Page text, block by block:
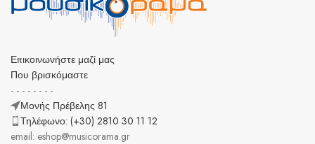
Επικοινωνήστε μαζί μας
Που βρισκόμαστε
- - - - - - - -
Μονής Πρέβελης 81
Τηλέφωνο: (+30) 2810 30 11 12
email: eshop@musicorama.gr